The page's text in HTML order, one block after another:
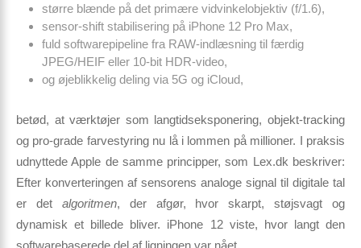
større blænde på det primære vidvinkelobjektiv (f/1.6),
sensor-shift stabilisering på iPhone 12 Pro Max,
fuld softwarepipeline fra RAW-indlæsning til færdig
JPEG/HEIF eller 10-bit HDR-video,
og øjeblikkelig deling via 5G og iCloud,
betød, at værktøjer som langtidseksponering, objekt-tracking
og pro-grade farvestyring nu lå i lommen på millioner. I praksis
udnyttede Apple de samme principper, som Lex.dk beskriver:
Efter konverteringen af sensorens analoge signal til digitale tal
er det algoritmen, der afgør, hvor skarpt, støjsvagt og
dynamisk et billede bliver. iPhone 12 viste, hvor langt den
softwarebaserede del af ligningen var nået.